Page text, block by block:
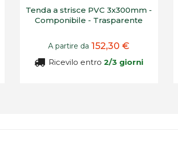
Tenda a strisce PVC 3x300mm -
Componibile - Trasparente
A partire da 152,30 €
Ricevilo entro2/3 giorni